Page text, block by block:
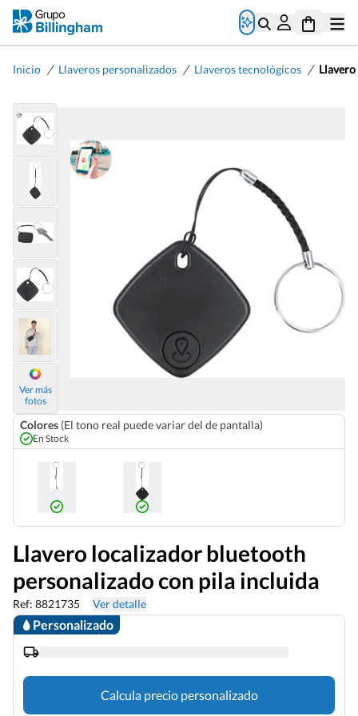
Inicio / Llaveros personalizados / Llaveros tecnológicos /
Ver más
fotos
Colores (El tono real puede variar del de pantalla)
En Stock
Llavero localizador bluetooth
personalizado con pila incluida
Ref: 8821735 Ver detalle
Personalizado
Calcula precio personalizado